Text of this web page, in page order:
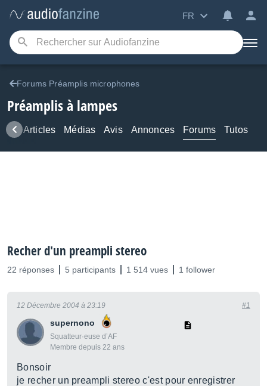
FR
Forums Préamplis microphones
Préamplis à lampes
Articles Médias Avis Annonces Forums Tutos
Recher d'un preampli stereo
22 réponses 5 participants 1 514 vues 1 follower
supernono
Squatteur·euse d’AF
Membre depuis 22 ans
12 Décembre 2004 à 23:19 #1
Bonsoir
je recher un preampli stereo c'est pour enregistrer